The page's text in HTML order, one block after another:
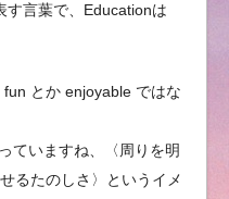
す言葉で、Educationは
とか enjoyable ではな
ていますね、〈周りを明
るたのしさ〉というイメ